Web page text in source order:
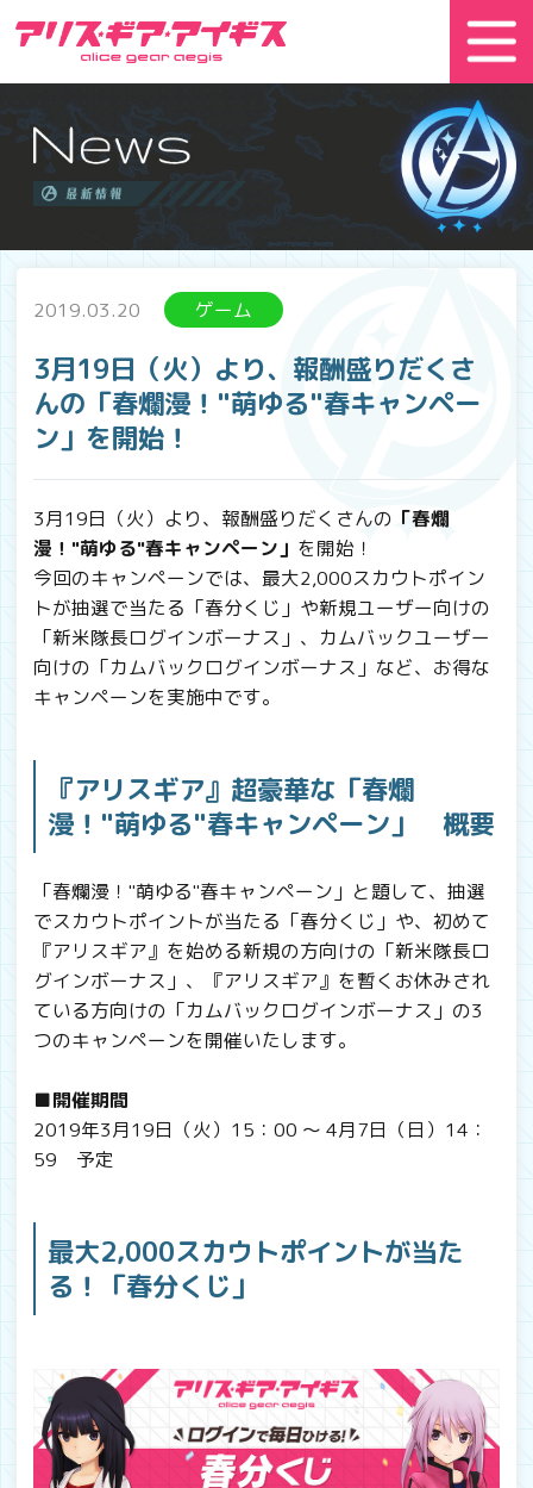
2019.03.20 ゲーム
3月19日（火）より、報酬盛りだくさ
んの「春爛漫！"萌ゆる"春キャンペー
ン」を開始！
3月19日（火）より、報酬盛りだくさんの 「春爛
漫！"萌ゆる"春キャンペーン」 を開始！
今回のキャンペーンでは、最大2,000スカウトポイン
トが抽選で当たる「春分くじ」や新規ユーザー向けの
「新米隊長ログインボーナス」、カムバックユーザー
向けの「カムバックログインボーナス」など、お得な
キャンペーンを実施中です。
『アリスギア』超豪華な「春爛
漫！"萌ゆる"春キャンペーン」 概要
「春爛漫！"萌ゆる"春キャンペーン」と題して、抽選
でスカウトポイントが当たる「春分くじ」や、初めて
『アリスギア』を始める新規の方向けの「新米隊長ロ
グインボーナス」、『アリスギア』を暫くお休みされ
ている方向けの「カムバックログインボーナス」の3
つのキャンペーンを開催いたします。
■開催期間
2019年3月19日（火）15：00 ～ 4月7日（日）14：
59 予定
最大2,000スカウトポイントが当た
る！「春分くじ」